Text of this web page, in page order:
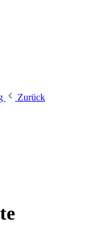
Zurück